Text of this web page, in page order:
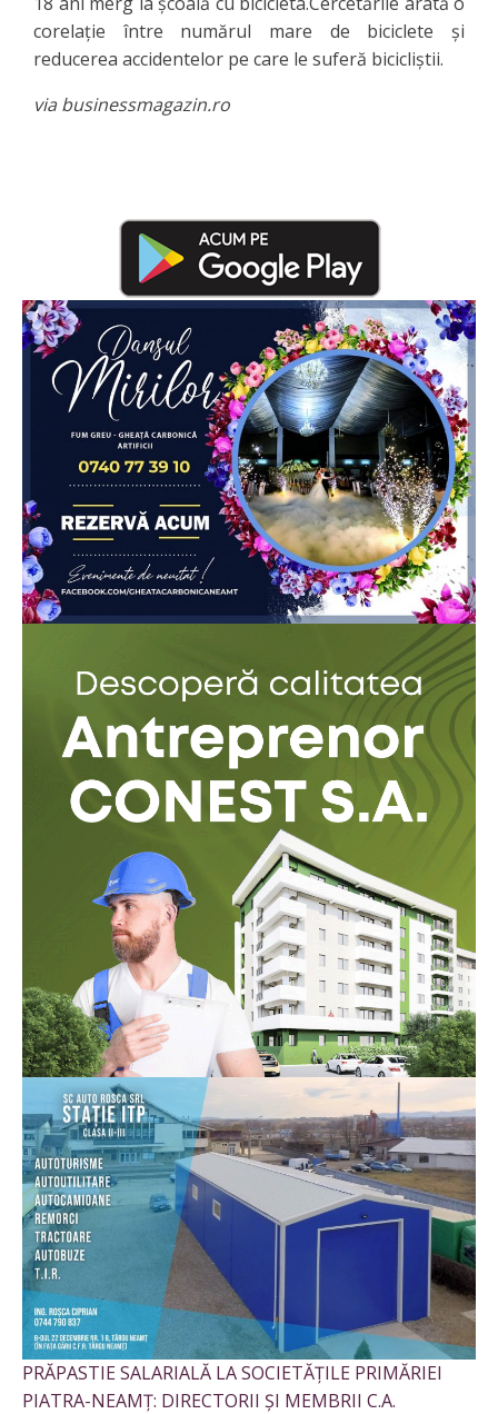
corelaţie între numărul mare de biciclete şi
reducerea accidentelor pe care le suferă bicicliştii.
via businessmagazin.ro
PRĂPASTIE SALARIALĂ LA SOCIETĂȚILE PRIMĂRIEI
PIATRA-NEAMȚ: DIRECTORII ȘI MEMBRII C.A.